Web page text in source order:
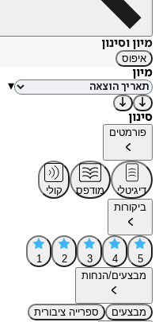
מיון וסינון
איפוס
מיון
▾
סינון
פורמטים
דיגיטלי מודפס
קולי
ביקורות
5
4
3
2
1
מבצעים/הנחות
מבצעים
ספרייה ציבורית